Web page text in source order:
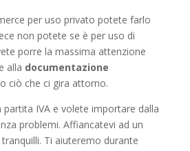
per uso privato potete farlo
non potete se è per uso di
porre la massima attenzione
e alla documentazione
ciò che ci gira attorno.
partita IVA e volete importare dalla
problemi. Affiancatevi ad un
Ti aiuteremo durante